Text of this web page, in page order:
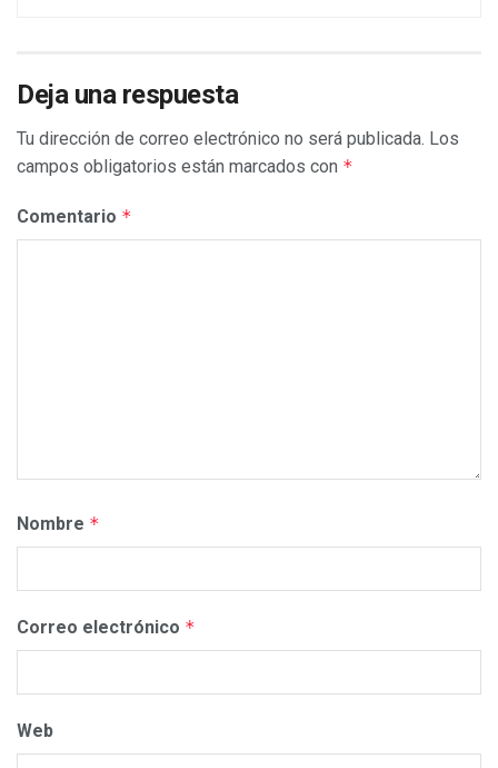
Deja una respuesta
Tu dirección de correo electrónico no será publicada. Los
campos obligatorios están marcados con *
Comentario *
Nombre *
Correo electrónico *
Web